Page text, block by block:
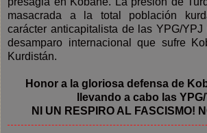
masacrada a la total población
carácter anticapitalista de las YPG/YPJ
desamparo internacional que sufre
Kurdistán.
Honor a la gloriosa defensa de
llevando a cabo las
NI UN RESPIRO AL FASCISMO!